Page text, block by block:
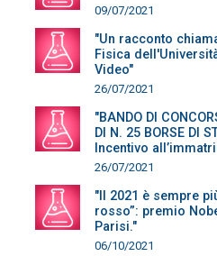
09/07/2021
"Un racconto
Fisica
Video"
26/07/2021
"BANDO DI
DI N. 25 BORSE DI
Incentivo
26/07/2021
"Il 2021 è sempre
rosso”: premio
Parisi."
06/10/2021